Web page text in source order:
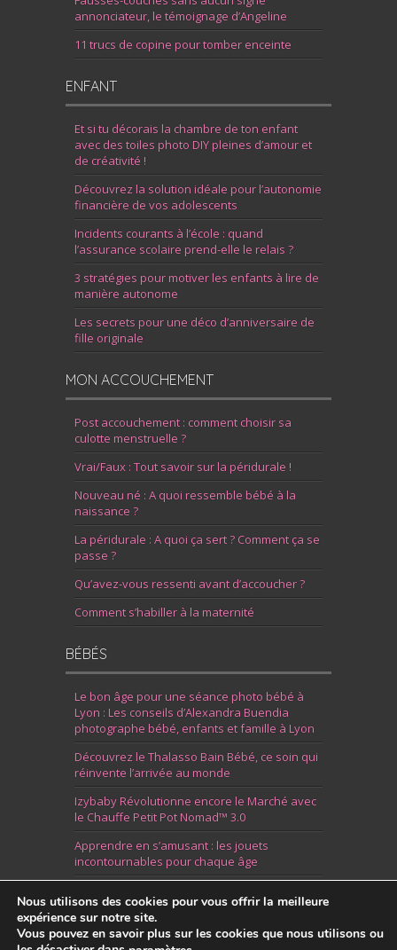
annonciateur, le témoignage d’Angeline
11 trucs de copine pour tomber enceinte
ENFANT
Et si tu décorais la chambre de ton enfant
avec des toiles photo DIY pleines d’amour et
de créativité !
Découvrez la solution idéale pour l’autonomie
financière de vos adolescents
Incidents courants à l’école : quand
l’assurance scolaire prend-elle le relais ?
3 stratégies pour motiver les enfants à lire de
manière autonome
Les secrets pour une déco d’anniversaire de
fille originale
MON ACCOUCHEMENT
Post accouchement : comment choisir sa
culotte menstruelle ?
Vrai/Faux : Tout savoir sur la péridurale !
Nouveau né : A quoi ressemble bébé à la
naissance ?
La péridurale : A quoi ça sert ? Comment ça se
passe ?
Qu’avez-vous ressenti avant d’accoucher ?
Comment s’habiller à la maternité
BÉBÉS
Le bon âge pour une séance photo bébé à
Lyon : Les conseils d’Alexandra Buendia
photographe bébé, enfants et famille à Lyon
Découvrez le Thalasso Bain Bébé, ce soin qui
réinvente l’arrivée au monde
Izybaby Révolutionne encore le Marché avec
le Chauffe Petit Pot Nomad™ 3.0
Apprendre en s’amusant : les jouets
incontournables pour chaque âge
Nous utilisons des cookies pour vous offrir la meilleure
expérience sur notre site.
Vous pouvez en savoir plus sur les cookies que nous utilisons ou